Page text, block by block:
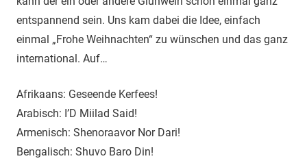
entspannend sein. Uns kam dabei die Idee, einfach
einmal „Frohe Weihnachten“ zu wünschen und das ganz
international. Auf…
Afrikaans: Geseende Kerfees!
Arabisch: I’D Miilad Said!
Armenisch: Shenoraavor Nor Dari!
Bengalisch: Shuvo Baro Din!